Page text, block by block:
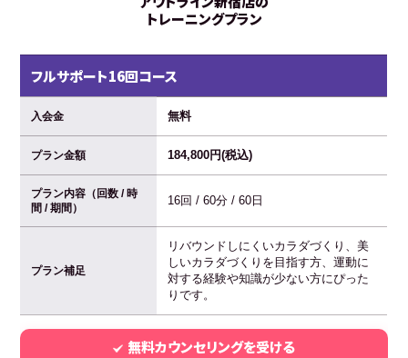
トレーニングプラン
フルサポート16回コース
入会金 無料
プラン金額 184,800円(税込)
プラン内容（回数 / 時
間 / 期間）
16回 / 60分 / 60日
プラン補足
リバウンドしにくいカラダづくり、美
しいカラダづくりを目指す方、運動に
対する経験や知識が少ない方にぴった
りです。
無料カウンセリングを受ける